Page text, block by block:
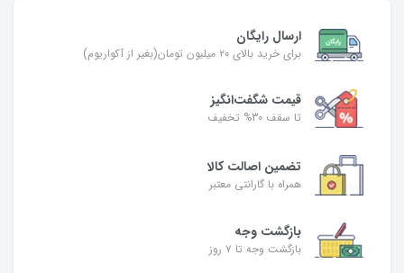
ارسال رایگان
برای خرید بالای ۲۰ میلیون تومان(بغیر از آکواریوم)
قیمت شگفت‌انگیز
تا سقف 30% تخفیف
تضمین اصالت کالا
همراه با گارانتی معتبر
بازگشت وجه
بازگشت وجه تا ۷ روز